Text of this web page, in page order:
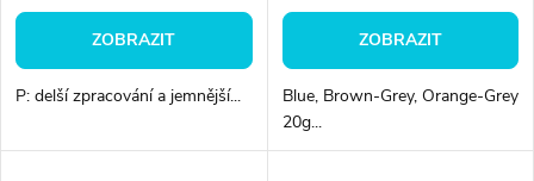
ZOBRAZIT
P: delší zpracování a jemnější...
ZOBRAZIT
Blue, Brown-Grey, Orange-Grey
20g...